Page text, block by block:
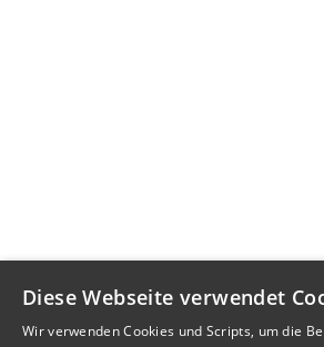
Diese Webseite verwendet
Wir verwenden Cookies und Scripts, um die